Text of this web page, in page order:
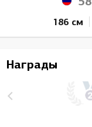
186 см
Награды